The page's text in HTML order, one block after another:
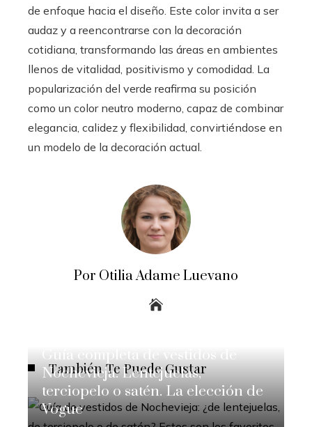
de enfoque hacia el diseño. Este color invita a ser
audaz y a reencontrarse con la decoración
cotidiana, transformando las áreas en ambientes
llenos de vitalidad, positivismo y comodidad. La
popularización del verde reafirma su posición
como un color neutro moderno, capaz de combinar
elegancia, calidez y flexibilidad, convirtiéndose en
un modelo de la decoración actual.
Por Otilia Adame Luevano
También Te Puede Gustar
Guía completa de vestidos de
Nochevieja: Lentejuelas,
terciopelo o satén. La elección de
Vogue